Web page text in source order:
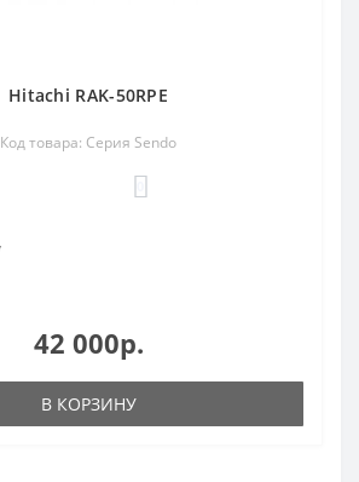
Hitachi RAK-50RPE
Код товара: Серия Sendo
42 000р.
В КОРЗИНУ